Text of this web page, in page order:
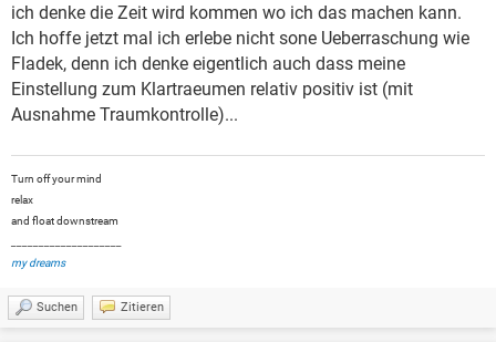
ich denke die Zeit wird kommen wo ich das machen kann.
Ich hoffe jetzt mal ich erlebe nicht sone Ueberraschung wie
Fladek, denn ich denke eigentlich auch dass meine
Einstellung zum Klartraeumen relativ positiv ist (mit
Ausnahme Traumkontrolle)...
Turn off your mind
relax
and float downstream
my dreams
Suchen Zitieren